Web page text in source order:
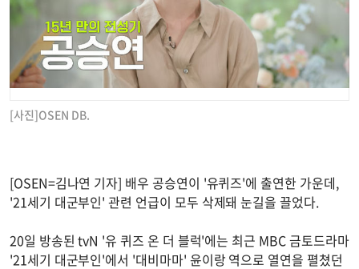
[사진]OSEN DB.
[OSEN=김나연 기자] 배우 공승연이 '유퀴즈'에 출연한 가운데,
'21세기 대군부인' 관련 언급이 모두 삭제돼 눈길을 끌었다.
20일 방송된 tvN '유 퀴즈 온 더 블럭'에는 최근 MBC 금토드라마
'21세기 대군부인'에서 '대비마마' 윤이랑 역으로 열연을 펼쳤던